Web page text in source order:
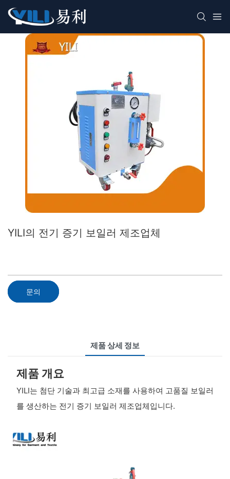
YILI의 전기 증기 보일러 제조업체
문의
제품 상세 정보
제품 개요
YILI는 첨단 기술과 최고급 소재를 사용하여 고품질 보일러
를 생산하는 전기 증기 보일러 제조업체입니다.